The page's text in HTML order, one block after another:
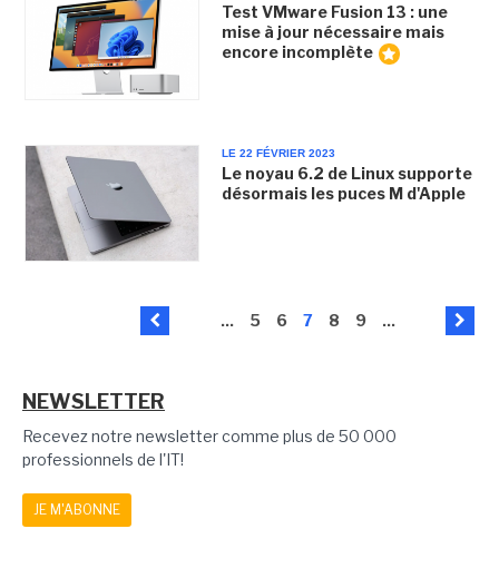
Test VMware Fusion 13 : une
mise à jour nécessaire mais
encore incomplète
LE 22 FÉVRIER 2023
Le noyau 6.2 de Linux supporte
désormais les puces M d'Apple
... 5 6 7 8 9 ...
NEWSLETTER
Recevez notre newsletter comme plus de 50 000
professionnels de l'IT!
JE M'ABONNE